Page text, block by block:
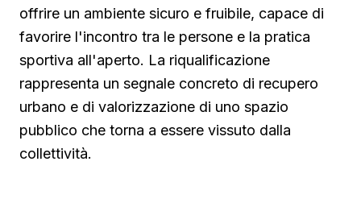
offrire un ambiente sicuro e fruibile, capace di
favorire l'incontro tra le persone e la pratica
sportiva all'aperto. La riqualificazione
rappresenta un segnale concreto di recupero
urbano e di valorizzazione di uno spazio
pubblico che torna a essere vissuto dalla
collettività.